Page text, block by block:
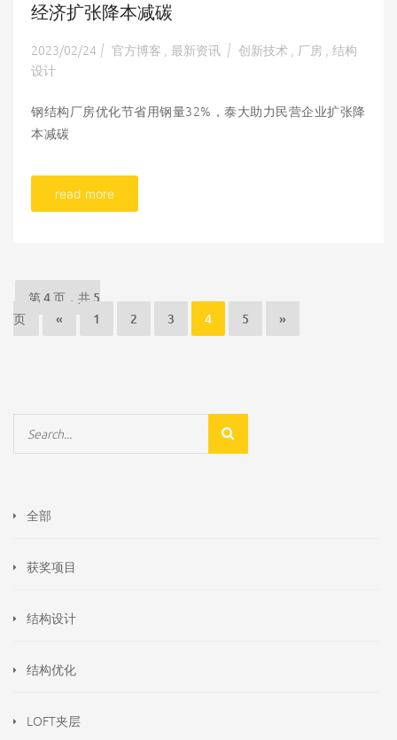
经济扩张降本减碳
2023/02/24 | 官方博客 最新资讯 | 创新技术 厂房 结构
设计
钢结构厂房优化节省用钢量32%，泰大助力民营企业扩张降
本减碳
read more
第 4 页，共 5
页
« 1 2 3 4 5 »
全部
获奖项目
结构设计
结构优化
LOFT夹层